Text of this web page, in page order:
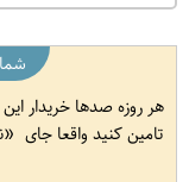
هر روزه صدها خریدار این
تامین کنید واقعا جای